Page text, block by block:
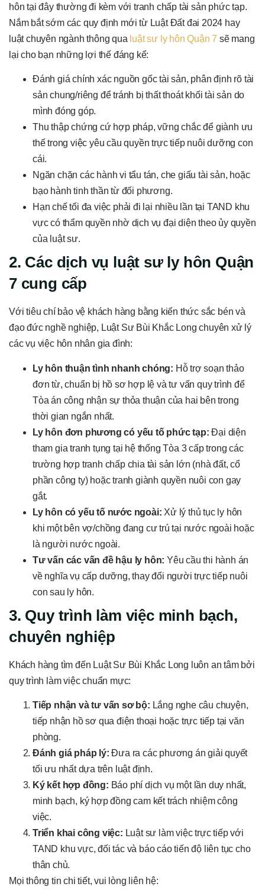
hôn tại đây thường đi kèm với tranh chấp tài sản phức tạp.
Nắm bắt sớm các quy định mới từ Luật Đất đai 2024 hay
luật chuyên ngành thông qua luật sư ly hôn Quận 7 sẽ mang
lại cho bạn những lợi thế đáng kể:
Đánh giá chính xác nguồn gốc tài sản, phân định rõ tài
sản chung/riêng để tránh bị thất thoát khối tài sản do
mình đóng góp.
Thu thập chứng cứ hợp pháp, vững chắc để giành ưu
thế trong việc yêu cầu quyền trực tiếp nuôi dưỡng con
cái.
Ngăn chặn các hành vi tẩu tán, che giấu tài sản, hoặc
bạo hành tinh thần từ đối phương.
Hạn chế tối đa việc phải đi lại nhiều lần tại TAND khu
vực có thẩm quyền nhờ dịch vụ đại diện theo ủy quyền
của luật sư.
2. Các dịch vụ luật sư ly hôn Quận
7 cung cấp
Với tiêu chí bảo vệ khách hàng bằng kiến thức sắc bén và
đạo đức nghề nghiệp, Luật Sư Bùi Khắc Long chuyên xử lý
các vụ việc hôn nhân gia đình:
Ly hôn thuận tình nhanh chóng: Hỗ trợ soạn thảo
đơn từ, chuẩn bị hồ sơ hợp lệ và tư vấn quy trình để
Tòa án công nhận sự thỏa thuận của hai bên trong
thời gian ngắn nhất.
Ly hôn đơn phương có yếu tố phức tạp: Đại diện
tham gia tranh tụng tại hệ thống Tòa 3 cấp trong các
trường hợp tranh chấp chia tài sản lớn (nhà đất, cổ
phần công ty) hoặc tranh giành quyền nuôi con gay
gắt.
Ly hôn có yếu tố nước ngoài: Xử lý thủ tục ly hôn
khi một bên vợ/chồng đang cư trú tại nước ngoài hoặc
là người nước ngoài.
Tư vấn các vấn đề hậu ly hôn: Yêu cầu thi hành án
về nghĩa vụ cấp dưỡng, thay đổi người trực tiếp nuôi
con sau ly hôn.
3. Quy trình làm việc minh bạch,
chuyên nghiệp
Khách hàng tìm đến Luật Sư Bùi Khắc Long luôn an tâm bởi
quy trình làm việc chuẩn mực:
Tiếp nhận và tư vấn sơ bộ: Lắng nghe câu chuyện,
tiếp nhận hồ sơ qua điện thoại hoặc trực tiếp tại văn
phòng.
Đánh giá pháp lý: Đưa ra các phương án giải quyết
tối ưu nhất dựa trên luật định.
Ký kết hợp đồng: Báo phí dịch vụ một lần duy nhất,
minh bạch, ký hợp đồng cam kết trách nhiệm công
việc.
Triển khai công việc: Luật sư làm việc trực tiếp với
TAND khu vực, đối tác và báo cáo tiến độ liên tục cho
thân chủ.
Mọi thông tin chi tiết, vui lòng liên hệ: